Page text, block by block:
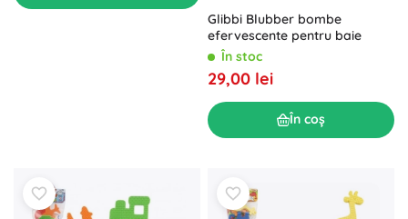
Glibbi Blubber bombe
efervescente pentru baie
În stoc
29,00 lei
În coș